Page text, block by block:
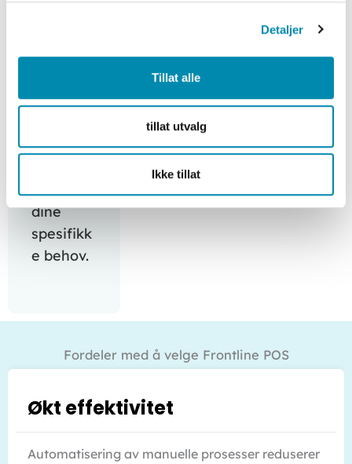
Detaljer
Tillat alle
tillat utvalg
Ikke tillat
sy
oner
andre
etter
dine
spesifikk
e behov.
Fordeler med å velge Frontline POS
Økt effektivitet
Automatisering av manuelle prosesser reduserer